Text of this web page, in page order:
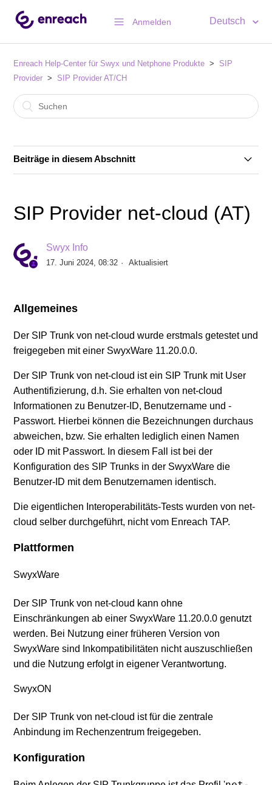
Anmelden Deutsch
Enreach Help-Center für Swyx und Netphone Produkte
SIP
Provider
SIP Provider AT/CH
Beiträge in diesem Abschnitt
SIP Provider A1 Telekom (AT)
SIP Provider IP Austria (AT)
SIP Provider media.tel (AT)
SIP Provider MLS (CH)
SIP Provider myTweak (AT)
SIP Provider net-cloud (AT)
SIP Provider Netvoip (CH)
Weitere anzeigen
SIP Provider net-cloud (AT)
Swyx Info
17. Juni 2024, 08:32 Aktualisiert
Allgemeines
Der SIP Trunk von net-cloud wurde erstmals getestet und
freigegeben mit einer SwyxWare 11.20.0.0.
Der SIP Trunk von net-cloud ist ein SIP Trunk mit User
Authentifizierung, d.h. Sie erhalten von net-cloud
Informationen zu Benutzer-ID, Benutzername und -
Passwort. Hierbei können die Bezeichnungen durchaus
abweichen, bzw. Sie erhalten lediglich einen Namen
oder ID mit Passwort. In diesem Fall ist bei der
Konfiguration des SIP Trunks in der SwyxWare die
Benutzer-ID mit dem Benutzernamen identisch.
Die eigentlichen Interoperabilitäts-Tests wurden von net-
cloud selber durchgeführt, nicht vom Enreach TAP.
Plattformen
SwyxWare
Der SIP Trunk von net-cloud kann ohne
Einschränkungen ab einer SwyxWare 11.20.0.0 genutzt
werden. Bei Nutzung einer früheren Version von
SwyxWare sind Inkompatibilitäten nicht auszuschließen
und die Nutzung erfolgt in eigener Verantwortung.
SwyxON
Der SIP Trunk von net-cloud ist für die zentrale
Anbindung im Rechenzentrum freigegeben.
Konfiguration